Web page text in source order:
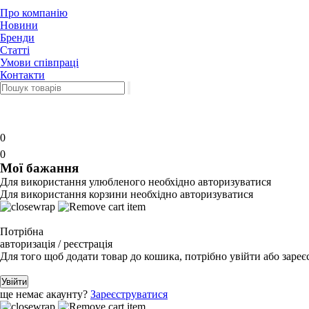
Про компанію
Новини
Бренди
Статті
Умови співпраці
Контакти
0
0
Мої бажання
Для використання улюбленого необхідно авторизуватися
Для використання корзини необхідно авторизуватися
Потрібна
авторизація / реєстрація
Для того щоб додати товар до кошика, потрібно увійти або
Увійти
ще немає акаунту? Зареєструватися